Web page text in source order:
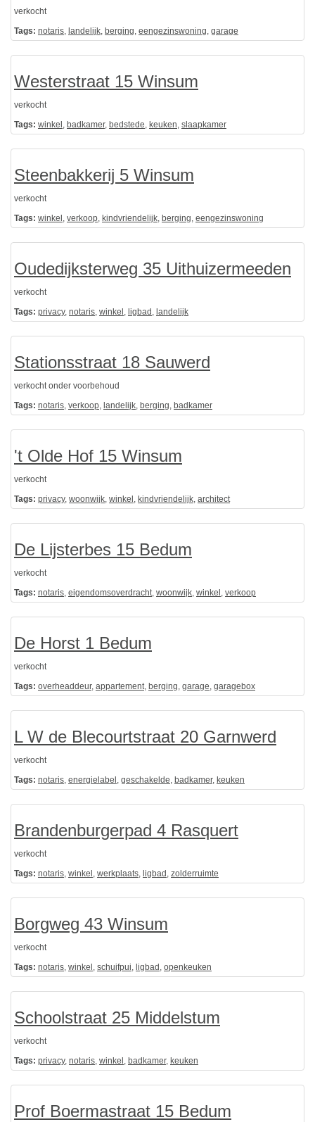
verkocht
Tags: notaris, landelijk, berging, eengezinswoning, garage
Westerstraat 15 Winsum
verkocht
Tags: winkel , badkamer, bedstede, keuken, slaapkamer
Steenbakkerij 5 Winsum
verkocht
Tags: winkel , verkoop, kindvriendelijk, berging, eengezinswoning
Oudedijksterweg 35 Uithuizermeeden
verkocht
Tags: privacy, notaris, winkel , ligbad , landelijk
Stationsstraat 18 Sauwerd
verkocht onder voorbehoud
Tags: notaris, verkoop, landelijk, berging, badkamer
't Olde Hof 15 Winsum
verkocht
Tags: privacy, woonwijk, winkel , kindvriendelijk, architect
De Lijsterbes 15 Bedum
verkocht
Tags: notaris, eigendomsoverdracht, woonwijk, winkel , verkoop
De Horst 1 Bedum
verkocht
Tags: overheaddeur, appartement, berging, garage, garagebox
L W de Blecourtstraat 20 Garnwerd
verkocht
Tags: notaris, energielabel , geschakelde, badkamer, keuken
Brandenburgerpad 4 Rasquert
verkocht
Tags: notaris, winkel , werkplaats, ligbad , zolderruimte
Borgweg 43 Winsum
verkocht
Tags: notaris, winkel , schuifpui, ligbad , openkeuken
Schoolstraat 25 Middelstum
verkocht
Tags: privacy, notaris, winkel , badkamer, keuken
Prof Boermastraat 15 Bedum